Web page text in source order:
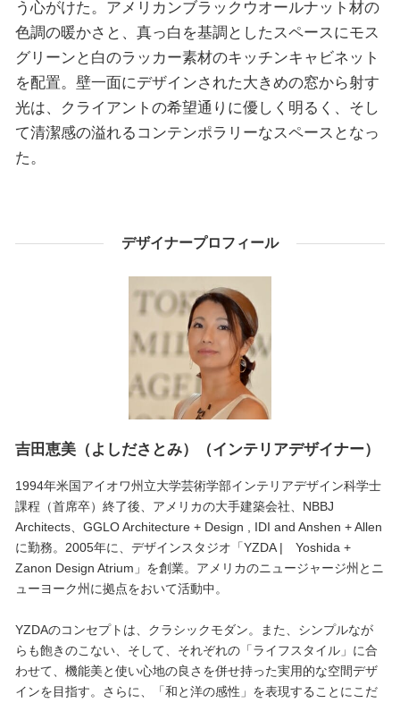
う心がけた。アメリカンブラックウオールナット材の
色調の暖かさと、真っ白を基調としたスペースにモス
グリーンと白のラッカー素材のキッチンキャビネット
を配置。壁一面にデザインされた大きめの窓から射す
光は、クライアントの希望通りに優しく明るく、そし
て清潔感の溢れるコンテンポラリーなスペースとなっ
た。
デザイナープロフィール
吉田恵美（よしださとみ）（インテリアデザイナー）
1994年米国アイオワ州立大学芸術学部インテリアデザイン科学士
課程（首席卒）終了後、アメリカの大手建築会社、NBBJ
Architects、GGLO Architecture + Design , IDI and Anshen + Allen
に勤務。2005年に、デザインスタジオ「YZDA | Yoshida +
Zanon Design Atrium」を創業。アメリカのニュージャージ州とニ
ューヨーク州に拠点をおいて活動中。
YZDAのコンセプトは、クラシックモダン。また、シンプルなが
らも飽きのこない、そして、それぞれの「ライフスタイル」に合
わせて、機能美と使い心地の良さを併せ持った実用的な空間デザ
インを目指す。さらに、「和と洋の感性」を表現することにこだ